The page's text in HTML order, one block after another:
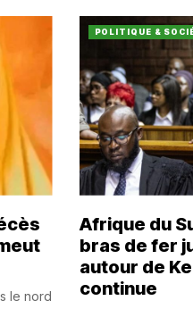
le nord
POLITIQUE &
Afrique du
bras de fer
autour de
continue